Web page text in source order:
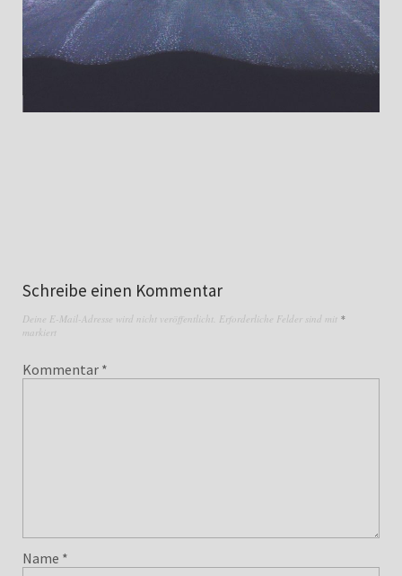
Schreibe einen Kommentar
Deine E-Mail-Adresse wird nicht veröffentlicht. Erforderliche Felder sind mit *
markiert
Kommentar *
Name *